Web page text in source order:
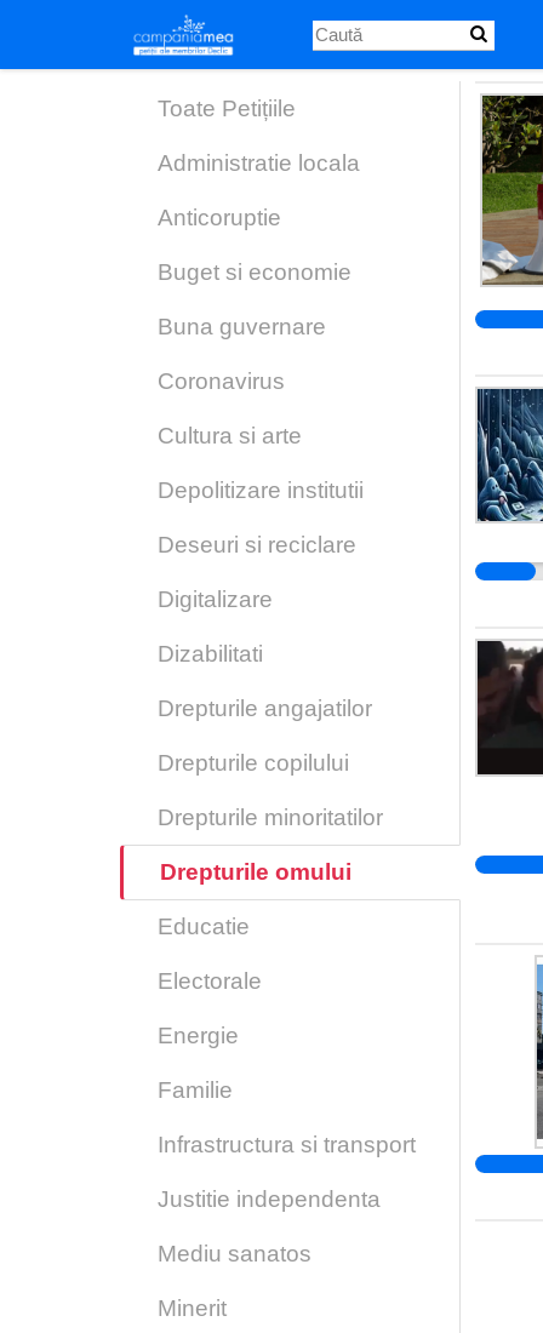
main
Toate Petițiile
Administratie locala
Anticoruptie
Buget si economie
Buna guvernare
Coronavirus
Cultura si arte
Depolitizare institutii
Deseuri si reciclare
Digitalizare
Dizabilitati
Drepturile angajatilor
Drepturile copilului
Drepturile minoritatilor
Drepturile omului
Educatie
Electorale
Energie
Familie
Infrastructura si transport
Justitie independenta
Mediu sanatos
Minerit